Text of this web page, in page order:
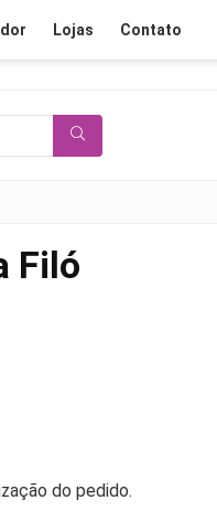
Lojas Contato
Filó
do pedido.